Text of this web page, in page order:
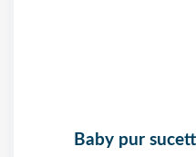
baby pur